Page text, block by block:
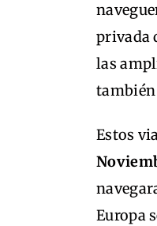
privada
las
también
Estos
Europa